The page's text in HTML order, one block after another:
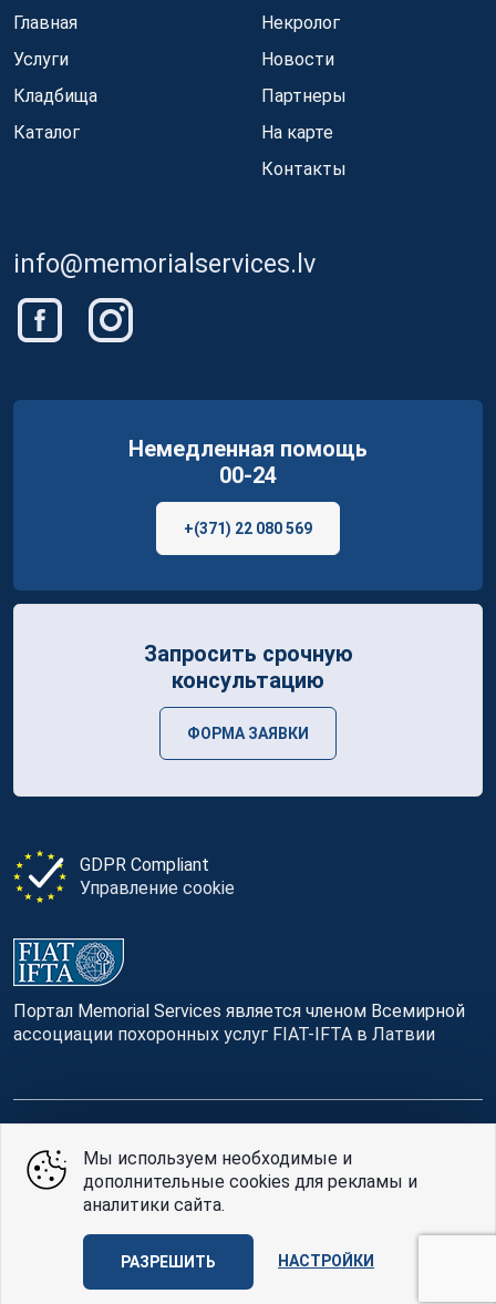
Главная
Услуги
Кладбища
Каталог
Некролог
Новости
Партнеры
На карте
Контакты
info@memorialservices.lv
GDPR Compliant
Управление cookie
Портал Memorial Services является членом Всемирной
ассоциации похоронных услуг FIAT-IFTA в Латвии
Немедленная помощь
00-24
+(371) 22 080 569
Запросить срочную
консультацию
ФОРМА ЗАЯВКИ
© Memorial Services, 2016 — 2026 pr3-g
Политике конфиденциальностииусловия
использования
AABB TEAM
Мы используем необходимые и
дополнительные cookies для рекламы и
аналитики сайта.
РАЗРЕШИТЬ НАСТРОЙКИ